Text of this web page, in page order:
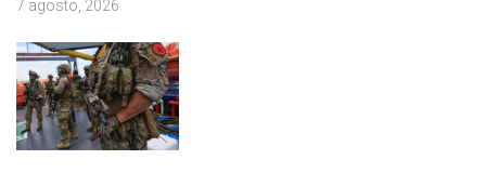
7 agosto, 2026